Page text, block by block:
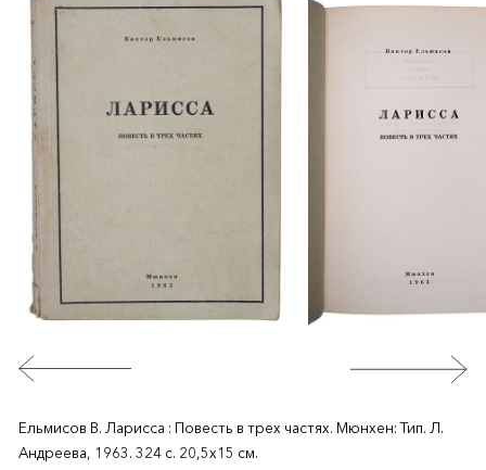
Ельмисов В. Ларисса : Повесть в трех частях. Мюнхен: Тип. Л.
Андреева, 1963. 324 с. 20,5х15 см.